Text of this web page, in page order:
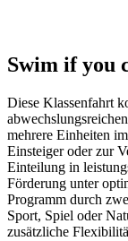
Swim if you
Diese Klassenfahrt
mehrere Einheiten
Einsteiger oder zur
Einteilung in
Förderung unter
Programm durch
Sport, Spiel oder
zusätzliche